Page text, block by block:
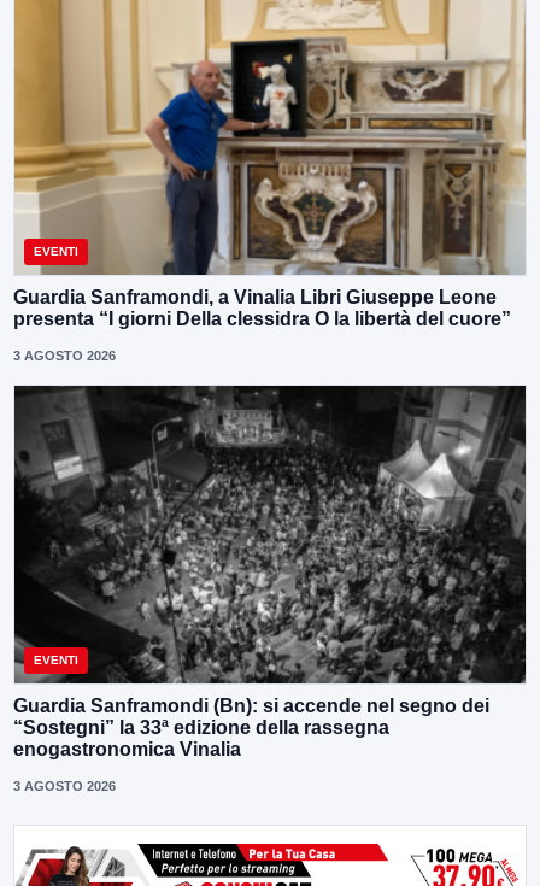
EVENTI
Guardia Sanframondi, a Vinalia Libri Giuseppe Leone
presenta “I giorni Della clessidra O la libertà del cuore”
3 AGOSTO 2026
EVENTI
Guardia Sanframondi (Bn): si accende nel segno dei
“Sostegni” la 33ª edizione della rassegna
enogastronomica Vinalia
3 AGOSTO 2026